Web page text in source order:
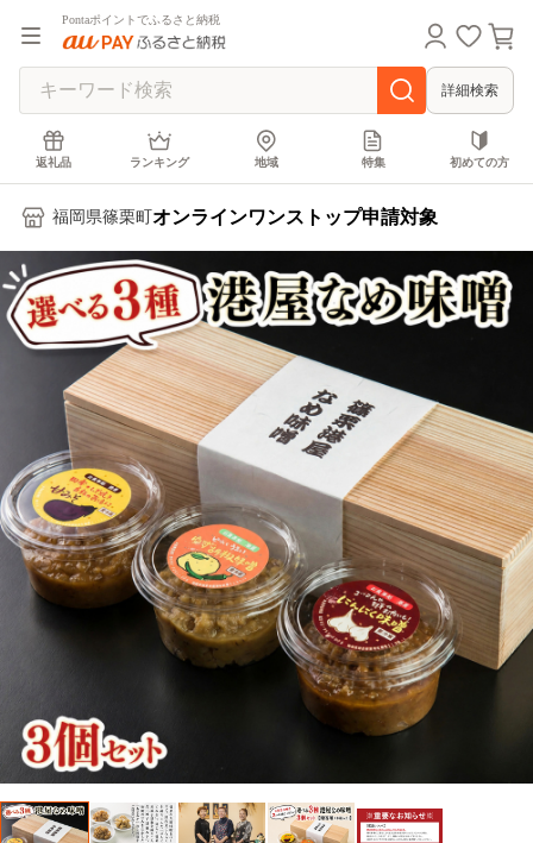
Pontaポイントでふるさと納税
詳細検索
返礼品 ランキング 地域 特集 初めての方
福岡県篠栗町 オンラインワンストップ申請対象